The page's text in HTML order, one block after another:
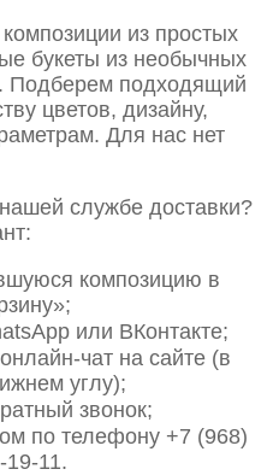
из простых
букеты из необычных
Подберем подходящий
цветов, дизайну,
Для нас нет
службе доставки?
композицию в
или ВКонтакте;
чат на сайте (в
углу);
звонок;
по телефону +7 (968)
19-11.